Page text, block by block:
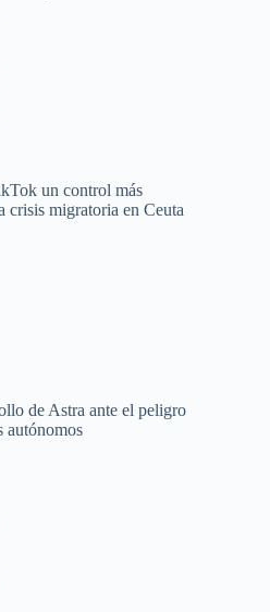
un control más
crisis migratoria en Ceuta
de Astra ante el peligro
autónomos